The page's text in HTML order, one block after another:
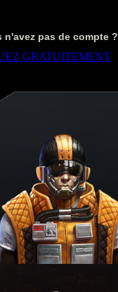
n'avez pas de compte ?
GRATUITEMENT